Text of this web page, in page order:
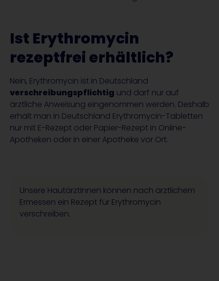
Ist Erythromycin
rezeptfrei erhältlich?
Nein, Erythromycin ist in Deutschland
verschreibungspflichtig und darf nur auf
ärztliche Anweisung eingenommen werden. Deshalb
erhält man in Deutschland Erythromycin-Tabletten
nur mit E-Rezept oder Papier-Rezept in Online-
Apotheken oder in einer Apotheke vor Ort.
Unsere HautärztInnen können nach ärztlichem
Ermessen ein Rezept für Erythromycin
verschreiben.